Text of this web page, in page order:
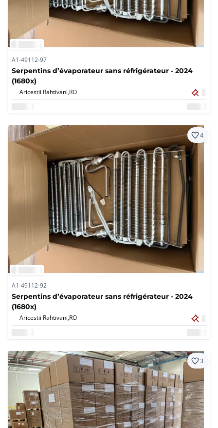
A1-49112-97
Serpentins d’évaporateur sans réfrigérateur - 2024
(1680x)
Aricestii Rahtivani,RO
4
A1-49112-92
Serpentins d’évaporateur sans réfrigérateur - 2024
(1680x)
Aricestii Rahtivani,RO
3